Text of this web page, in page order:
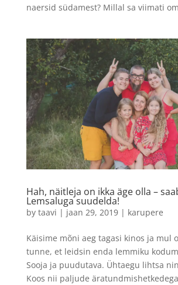
naersid südamest? Millal sa viimati
Hah, näitleja on ikka äge olla –
Lemsaluga suudelda!
by taavi | jaan 29, 2019| karupere
Käisime mõni aeg tagasi kinos ja mul
tunne, et leidsin enda lemmiku
Sooja ja puudutava. Ühtaegu lihtsa
Koos nii paljude